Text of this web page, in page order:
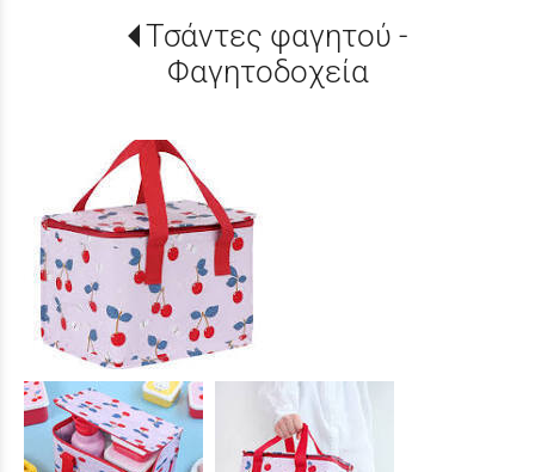
Τσάντες φαγητού -
Φαγητοδοχεία